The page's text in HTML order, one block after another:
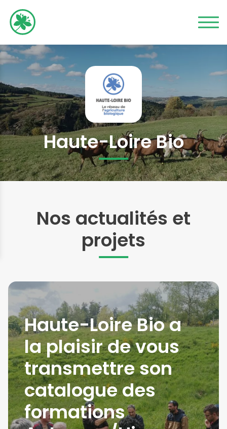
Haute-Loire Bio
Nos actualités et
projets
Haute-Loire Bio a
la plaisir de vous
transmettre son
catalogue des
formations